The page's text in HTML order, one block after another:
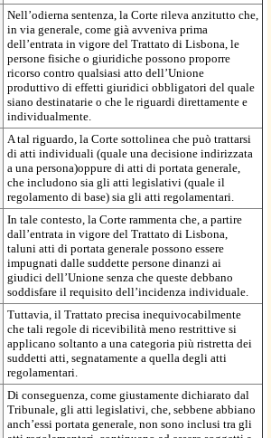
Nell’odierna sentenza, la Corte rileva anzitutto che,
in via generale, come già avveniva prima
dell’entrata in vigore del Trattato di Lisbona, le
persone fisiche o giuridiche possono proporre
ricorso contro qualsiasi atto dell’Unione
produttivo di effetti giuridici obbligatori del quale
siano destinatarie o che le riguardi direttamente e
individualmente.
A tal riguardo, la Corte sottolinea che può trattarsi
di atti individuali (quale una decisione indirizzata
a una persona)oppure di atti di portata generale,
che includono sia gli atti legislativi (quale il
regolamento di base) sia gli atti regolamentari.
In tale contesto, la Corte rammenta che, a partire
dall’entrata in vigore del Trattato di Lisbona,
taluni atti di portata generale possono essere
impugnati dalle suddette persone dinanzi ai
giudici dell’Unione senza che queste debbano
soddisfare il requisito dell’incidenza individuale.
Tuttavia, il Trattato precisa inequivocabilmente
che tali regole di ricevibilità meno restrittive si
applicano soltanto a una categoria più ristretta dei
suddetti atti, segnatamente a quella degli atti
regolamentari.
Di conseguenza, come giustamente dichiarato dal
Tribunale, gli atti legislativi, che, sebbene abbiano
anch’essi portata generale, non sono inclusi tra gli